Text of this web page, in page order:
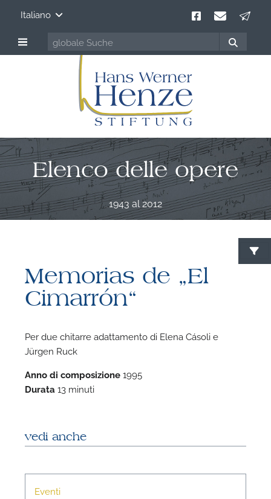
Italiano
Elenco delle opere
1943 al 2012
Memorias de „El
Cimarrón“
Per due chitarre adattamento di Elena Cásoli e
Jürgen Ruck
Anno di composizione 1995
Durata 13 minuti
vedi anche
Eventi